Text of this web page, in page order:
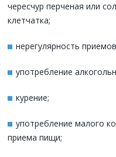
чересчур перченая или
клетчатка;
нерегулярность
употребление
курение;
употребление малого
приема пищи;